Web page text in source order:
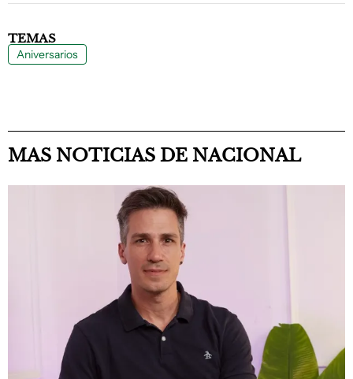
TEMAS
Aniversarios
MAS NOTICIAS DE NACIONAL